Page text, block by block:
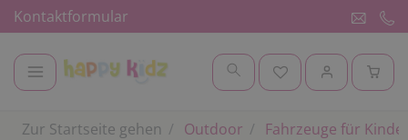
Kontaktformular
Zur Startseite gehen Outdoor Fahrzeuge für